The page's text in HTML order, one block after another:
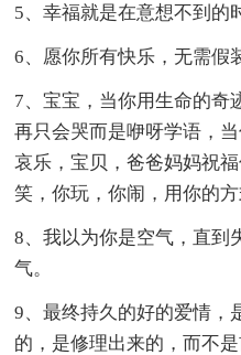
5、幸福就是在意想不到的
6、愿你所有快乐，无需假
7、宝宝，当你用生命的奇
再只会哭而是咿呀学语，
哀乐，宝贝，爸爸妈妈祝
笑，你玩，你闹，用你的方
8、我以为你是空气，直到
气。
9、最终持久的好的爱情，
的，是修理出来的，而不